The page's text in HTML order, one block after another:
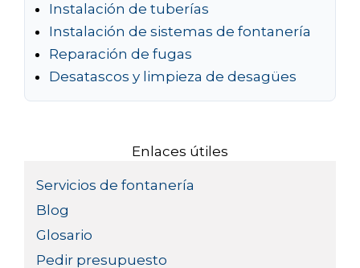
Instalación de tuberías
Instalación de sistemas de fontanería
Reparación de fugas
Desatascos y limpieza de desagües
Enlaces útiles
Servicios de fontanería
Blog
Glosario
Pedir presupuesto